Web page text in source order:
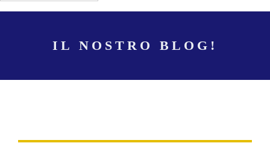
IL NOSTRO BLOG!